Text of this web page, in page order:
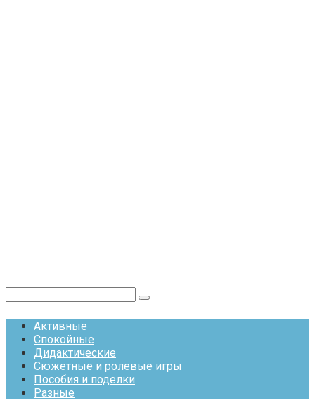
Активные
Спокойные
Дидактические
Сюжетные и ролевые игры
Пособия и поделки
Разные